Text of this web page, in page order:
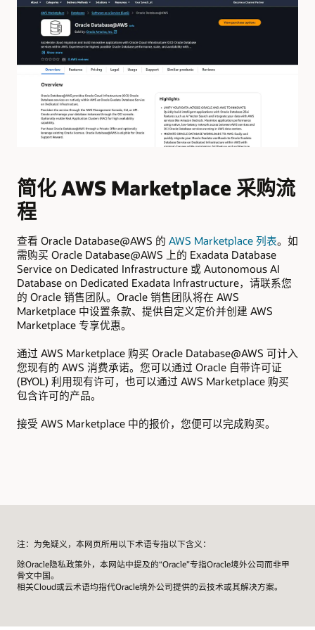
简化 AWS Marketplace 采购流
程
查看 Oracle Database@AWS 的 AWS Marketplace 列表。如
需购买 Oracle Database@AWS 上的 Exadata Database
Service on Dedicated Infrastructure 或 Autonomous AI
Database on Dedicated Exadata Infrastructure，请联系您
的 Oracle 销售团队。Oracle 销售团队将在 AWS
Marketplace 中设置条款、提供自定义定价并创建 AWS
Marketplace 专享优惠。
通过 AWS Marketplace 购买 Oracle Database@AWS 可计入
您现有的 AWS 消费承诺。您可以通过 Oracle 自带许可证
(BYOL) 利用现有许可，也可以通过 AWS Marketplace 购买
包含许可的产品。
接受 AWS Marketplace 中的报价，您便可以完成购买。
注：为免疑义，本网页所用以下术语专指以下含义：
除Oracle隐私政策外，本网站中提及的“Oracle”专指Oracle境外公司而非甲
骨文中国。
相关Cloud或云术语均指代Oracle境外公司提供的云技术或其解决方案。